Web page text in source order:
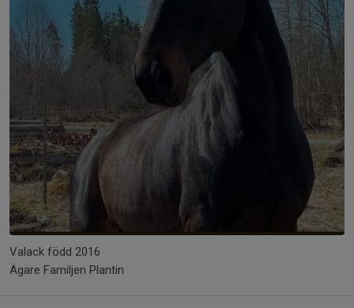
Valack född 2016
Ägare Familjen Plantin